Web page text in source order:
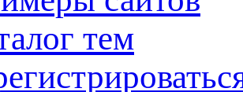
тем